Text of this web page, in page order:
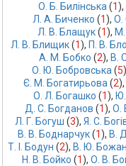
О. Б. Билінська (1),
Л. А. Биченко (1), О.
Л. В. Блащук (1),
Л. В. Блищик (1), П. В.
А. М. Бобко (2), В.
О. Ю. Бобровська (5
Є. М. Богатирьова (2),
О. Л. Богашко (1),
Д. С. Богданов (1), О.
Л. Г. Богуш (3), Я. С.
В. В. Боднарчук (1), В.
Т. І. Бодун (2), В. Ю.
Н. В. Бойко (1), О. В.